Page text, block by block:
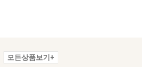
모든상품보기+